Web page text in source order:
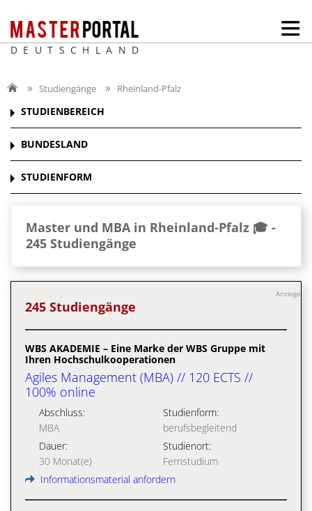
DEUTSCHLAND
Studiengänge Rheinland-Pfalz
STUDIENBEREICH
BUNDESLAND
STUDIENFORM
Master und MBA in Rheinland-Pfalz 🎓 -
245 Studiengänge
Anzeige
245 Studiengänge
WBS AKADEMIE – Eine Marke der WBS Gruppe mit
Ihren Hochschulkooperationen
Agiles Management (MBA) // 120 ECTS //
100% online
Abschluss:
MBA
Studienform:
berufsbegleitend
Dauer:
30 Monat(e)
Studienort:
Fernstudium
Informationsmaterial anfordern